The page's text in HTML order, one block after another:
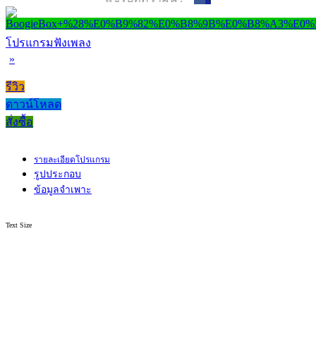
โปรแกรมฟังเพลง
»
รีวิว
ดาวน์โหลด
สั่งซื้อ
รายละเอียดโปรแกรม
รูปประกอบ
ข้อมูลจำเพาะ
Text Size